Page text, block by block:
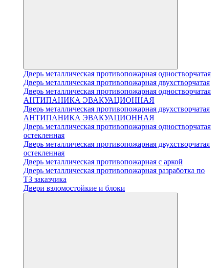
Дверь металлическая противопожарная одностворчатая
Дверь металлическая противопожарная двухстворчатая
Дверь металлическая противопожарная одностворчатая
АНТИПАНИКА ЭВАКУАЦИОННАЯ
Дверь металлическая противопожарная двухстворчатая
АНТИПАНИКА ЭВАКУАЦИОННАЯ
Дверь металлическая противопожарная одностворчатая
остекленная
Дверь металлическая противопожарная двухстворчатая
остекленная
Дверь металлическая противопожарная с аркой
Дверь металлическая противопожарная разработка по
ТЗ заказчика
Двери взломостойкие и блоки